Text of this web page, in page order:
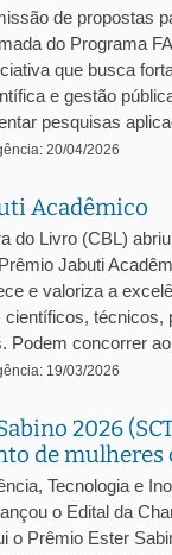
de propostas
do Programa
que busca
e gestão
pesquisas
20/04/2026
Acadêmico
do Livro (CBL)
Jabuti
e valoriza a
técnicos,
Podem concorrer ao
19/03/2026
2026
de mulheres
Tecnologia e
o Edital da
o Prêmio Ester